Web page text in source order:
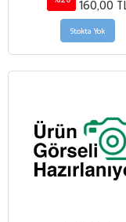
160,00
Stokta Yok